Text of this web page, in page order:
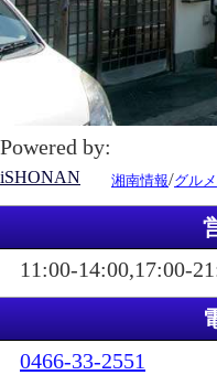
Powered by:
iSHONAN 湘南情報/グルメ
11:00-14:00,17:00-
0466-33-2551